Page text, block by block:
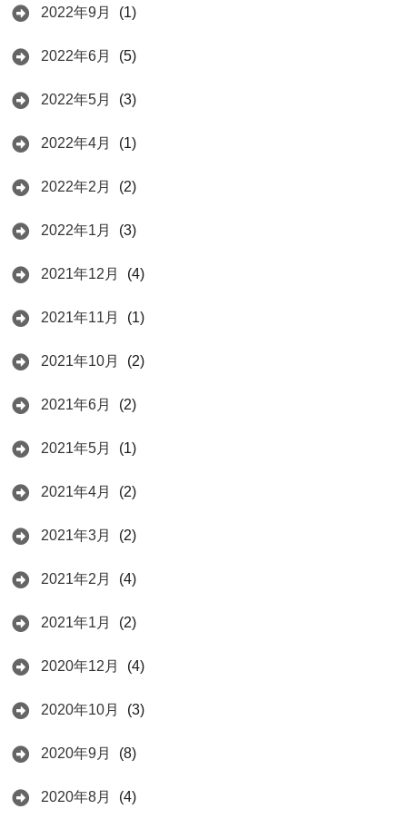
2022年9月 (1)
2022年6月 (5)
2022年5月 (3)
2022年4月 (1)
2022年2月 (2)
2022年1月 (3)
2021年12月 (4)
2021年11月 (1)
2021年10月 (2)
2021年6月 (2)
2021年5月 (1)
2021年4月 (2)
2021年3月 (2)
2021年2月 (4)
2021年1月 (2)
2020年12月 (4)
2020年10月 (3)
2020年9月 (8)
2020年8月 (4)